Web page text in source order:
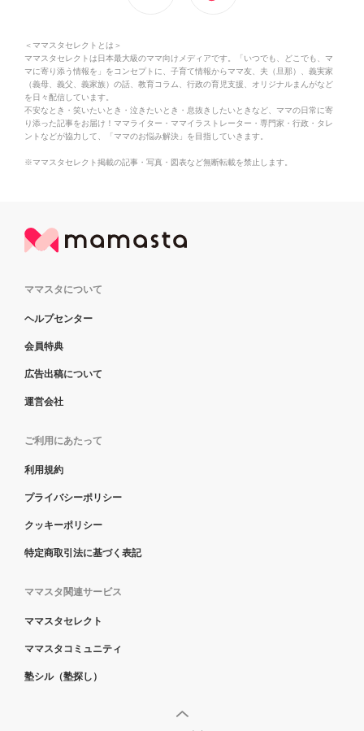
＜ママスタセレクトとは＞
ママスタセレクトは日本最大級のママ向けメディアです。「いつでも、どこでも、マ
マに寄り添う情報を」をコンセプトに、子育て情報からママ友、夫（旦那）、義実家
（義母、義父、義家族）の話、教育コラム、行政の育児支援、オリジナルまんがなど
を日々配信しています。
不安なとき・笑いたいとき・泣きたいとき・息抜きしたいときなど、ママの日常に寄
り添った記事をお届け！ママライター・ママイラストレーター・専門家・行政・タレ
ントなどが協力して、「ママのお悩み解決」を目指していきます。
※ママスタセレクト掲載の記事・写真・図表など無断転載を禁止します。
ママスタについて
ヘルプセンター
会員特典
広告出稿について
運営会社
ご利用にあたって
利用規約
プライバシーポリシー
クッキーポリシー
特定商取引法に基づく表記
ママスタ関連サービス
ママスタセレクト
ママスタコミュニティ
塾シル（塾探し）